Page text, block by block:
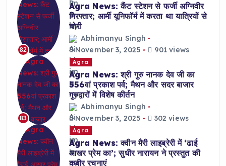
82
Agra News: कैंट स्टेशन से फर्जी अग्निवीर
गिरफ्तार; आर्मी यूनिफॉर्म में करता था यात्रियों से
चोरी
Abhimanyu Singh
November 3, 2025
901 views
83
Agra
Agra News: श्री गुरु नानक देव जी का
556वां प्रकाश पर्व; मैथन और सदर बाजार
गुरुद्वारों में विशेष कीर्तन
Abhimanyu Singh
November 3, 2025
302 views
Agra
Agra News: क्वीन मैरी लाइब्रेरी में ‘ढाई
आखर प्रेम का’; सुधीर नारायन ने प्रस्तुत की
कबीर रचनाएं